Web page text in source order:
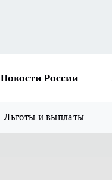
Новости России
Льготы и выплаты